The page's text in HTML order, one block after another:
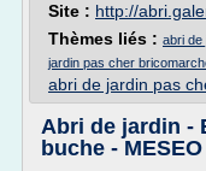
Site : http://
Thèmes liés : abri de
jardin pas cher
abri de jardin pas
Abri de jardin -
buche - MESEO